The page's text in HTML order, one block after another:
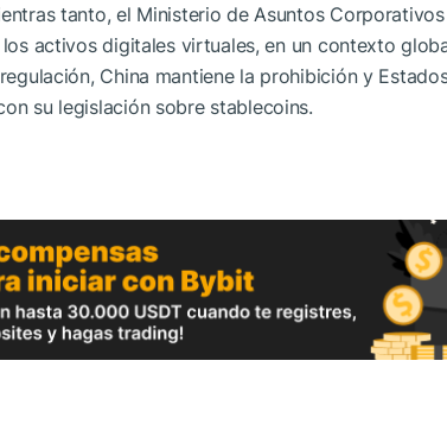
tanto, el Ministerio de Asuntos
activos digitales virtuales, en un contexto
China mantiene la prohibición y
su legislación sobre stablecoins.